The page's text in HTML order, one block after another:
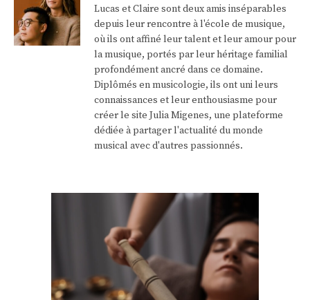
Lucas et Claire sont deux amis inséparables
depuis leur rencontre à l'école de musique,
où ils ont affiné leur talent et leur amour pour
la musique, portés par leur héritage familial
profondément ancré dans ce domaine.
Diplômés en musicologie, ils ont uni leurs
connaissances et leur enthousiasme pour
créer le site Julia Migenes, une plateforme
dédiée à partager l'actualité du monde
musical avec d'autres passionnés.